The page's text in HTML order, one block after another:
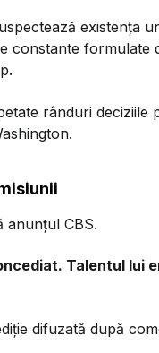
existența
constante formulate
rânduri deciziile
anunțul CBS.
Talentul lui
difuzată după